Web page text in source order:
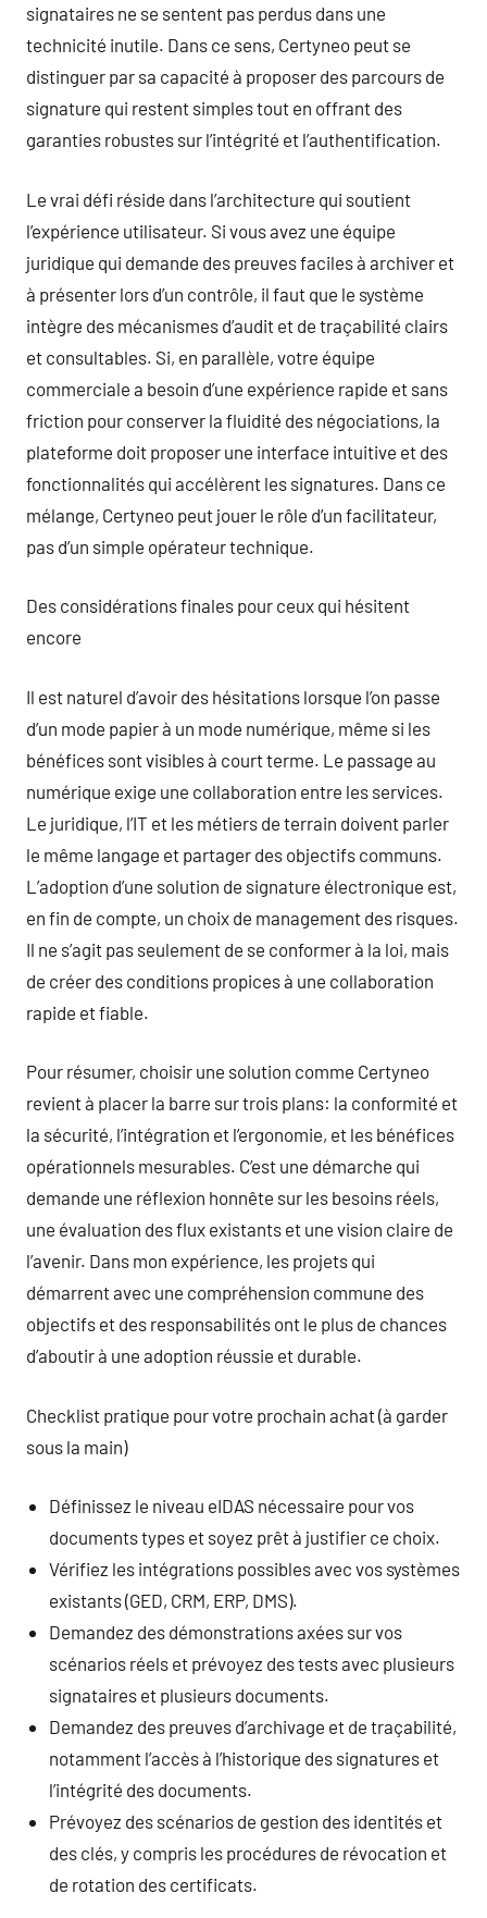
signataires ne se sentent pas perdus dans une
technicité inutile. Dans ce sens, Certyneo peut se
distinguer par sa capacité à proposer des parcours de
signature qui restent simples tout en offrant des
garanties robustes sur l’intégrité et l’authentification.
Le vrai défi réside dans l’architecture qui soutient
l’expérience utilisateur. Si vous avez une équipe
juridique qui demande des preuves faciles à archiver et
à présenter lors d’un contrôle, il faut que le système
intègre des mécanismes d’audit et de traçabilité clairs
et consultables. Si, en parallèle, votre équipe
commerciale a besoin d’une expérience rapide et sans
friction pour conserver la fluidité des négociations, la
plateforme doit proposer une interface intuitive et des
fonctionnalités qui accélèrent les signatures. Dans ce
mélange, Certyneo peut jouer le rôle d’un facilitateur,
pas d’un simple opérateur technique.
Des considérations finales pour ceux qui hésitent
encore
Il est naturel d’avoir des hésitations lorsque l’on passe
d’un mode papier à un mode numérique, même si les
bénéfices sont visibles à court terme. Le passage au
numérique exige une collaboration entre les services.
Le juridique, l’IT et les métiers de terrain doivent parler
le même langage et partager des objectifs communs.
L’adoption d’une solution de signature électronique est,
en fin de compte, un choix de management des risques.
Il ne s’agit pas seulement de se conformer à la loi, mais
de créer des conditions propices à une collaboration
rapide et fiable.
Pour résumer, choisir une solution comme Certyneo
revient à placer la barre sur trois plans: la conformité et
la sécurité, l’intégration et l’ergonomie, et les bénéfices
opérationnels mesurables. C’est une démarche qui
demande une réflexion honnête sur les besoins réels,
une évaluation des flux existants et une vision claire de
l’avenir. Dans mon expérience, les projets qui
démarrent avec une compréhension commune des
objectifs et des responsabilités ont le plus de chances
d’aboutir à une adoption réussie et durable.
Checklist pratique pour votre prochain achat (à garder
sous la main)
Définissez le niveau eIDAS nécessaire pour vos
documents types et soyez prêt à justifier ce choix.
Vérifiez les intégrations possibles avec vos systèmes
existants (GED, CRM, ERP, DMS).
Demandez des démonstrations axées sur vos
scénarios réels et prévoyez des tests avec plusieurs
signataires et plusieurs documents.
Demandez des preuves d’archivage et de traçabilité,
notamment l’accès à l’historique des signatures et
l’intégrité des documents.
Prévoyez des scénarios de gestion des identités et
des clés, y compris les procédures de révocation et
de rotation des certificats.